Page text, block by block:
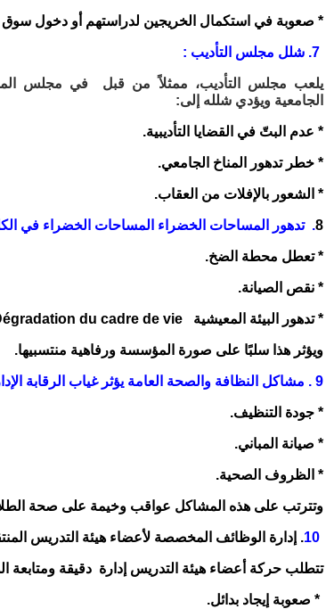
* صعوبة في استكمال الخريجين لدراستهم أو دخول
7. شلل مجلس التأديب :
يلعب مجلس التأديب، ممثلاً من قبل في مجلس
الجامعية ويؤدي شلله إلى:
* عدم البتّ في القضايا التأديبية.
* خطر تدهور المناخ الجامعي.
* الشعور بالإفلات من العقاب.
8. تدهور المساحات الخضراء المساحات الخضراء في
* تعطل محطة الضخ.
* نقص الصيانة.
* تدهور البيئة المعيشية du cadre de vie
ويؤثر هذا سلبًا على صورة المؤسسة ورفاهية منتسبيها.
9 . مشاكل النظافة والصحة العامة يؤثر غياب الرقابة
* جودة التنظيف.
* صيانة المباني.
* الظروف الصحية.
وتترتب على هذه المشاكل عواقب وخيمة على صحة
10. إدارة الوظائف المخصصة لأعضاء هيئة التدريس
تتطلب حركة أعضاء هيئة التدريس إدارة دقيقة ومتابعة
* صعوبة إيجاد بدائل.